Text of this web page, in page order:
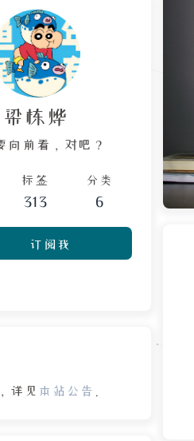
梁栋烨
向前看，对吧？
标签
313
分类
6
订阅我
详见 本站公告